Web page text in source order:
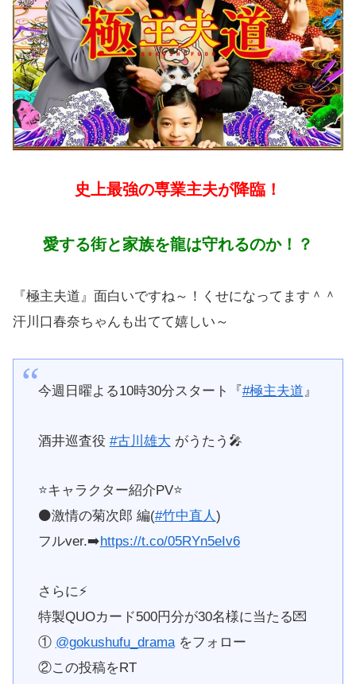
史上最強の専業主夫が降臨！
愛する街と家族を龍は守れるのか！？
『極主夫道』面白いですね～！くせになってます＾＾
汗川口春奈ちゃんも出てて嬉しい～
今週日曜よる10時30分スタート『#極主夫道』
酒井巡査役 #古川雄大 がうたう🎤
⭐️キャラクター紹介PV⭐️
⚫️激情の菊次郎 編(#竹中直人)
フルver.➡️https://t.co/05RYn5eIv6
さらに⚡️
特製QUOカード500円分が30名様に当たる💌
① @gokushufu_dramaをフォロー
②この投稿をRT